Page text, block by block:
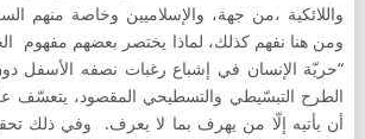
واللائكية ،من جهة، والإسلاميين وخاصة منهم
ومن هنا نفهم كذلك، لماذا يختصر بعضهم مفهوم
“حريّة الإنسان في إشباع رغبات نصفه الأسفل
الطرح التبسّيطي والتسطيحي المقصود، يتعسّف
أن يأتيه إلّا من يهرف بما لا يعرف. وفي ذلك